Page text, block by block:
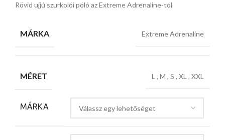
Rövid ujjú szurkolói póló az Extreme Adrenaline-tól
MÁRKA Extreme Adrenaline
MÉRET L, M , S , XL, XXL
MÁRKA